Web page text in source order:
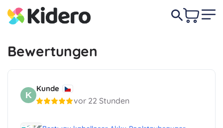
Bewertungen
K
Kunde
vor 22 Stunden